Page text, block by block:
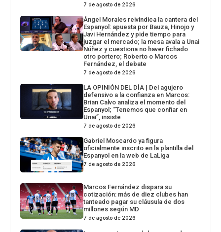
7 de agosto de 2026
Ángel Morales reivindica la cantera del
Espanyol: apuesta por Bauza, Hinojo y
Javi Hernández y pide tiempo para
juzgar el mercado; la mesa avala a Unai
Núñez y cuestiona no haver fichado
otro portero; Roberto o Marcos
Fernández, el debate
7 de agosto de 2026
LA OPINIÓN DEL DÍA | Del agujero
defensivo a la confianza en Marcos:
Brian Calvo analiza el momento del
Espanyol; “Tenemos que confiar en
Unai”, insiste
7 de agosto de 2026
Gabriel Moscardo ya figura
oficialmente inscrito en la plantilla del
Espanyol en la web de LaLiga
7 de agosto de 2026
Marcos Fernández dispara su
cotización: más de diez clubes han
tanteado pagar su cláusula de dos
millones según MD
7 de agosto de 2026